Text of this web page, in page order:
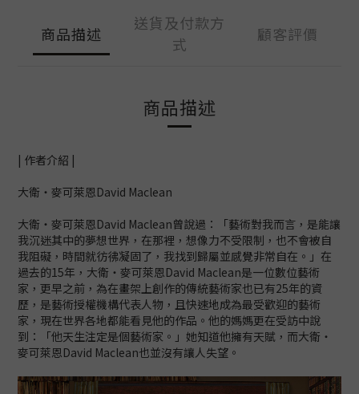
商品描述
送貨及付款方
式
顧客評價
商品描述
| 作者介紹 |
大衛‧麥可萊恩David Maclean
大衛‧麥可萊恩David Maclean曾說過：「藝術對我而言，是能讓
我沉迷其中的夢想世界，在那裡，想像力不受限制，也不會被自
我阻礙，時間就彷彿凝固了，我找到歸屬並感覺非常自在。」在
過去的15年，大衛‧麥可萊恩David Maclean是一位數位藝術
家，更早之前，為在畫架上創作的傳統藝術家也已有25年的資
歷，是藝術授權機構代表人物，且快速地成為最受歡迎的藝術
家，現在世界各地都能看見他的作品。他的媽媽更在受訪中說
到：「他天生注定是個藝術家。」她知道他擁有天賦，而大衛‧
麥可萊恩David Maclean也並沒有讓人失望。